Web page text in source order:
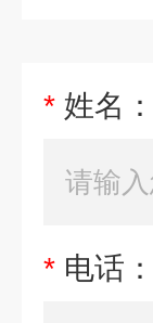
* 姓名：
* 电话：